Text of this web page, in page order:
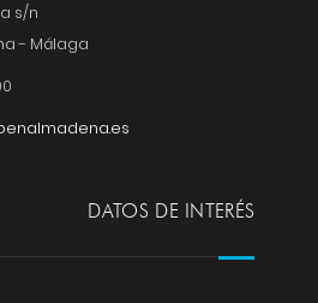
s/n
- Málaga
DATOS DE INTERÉS